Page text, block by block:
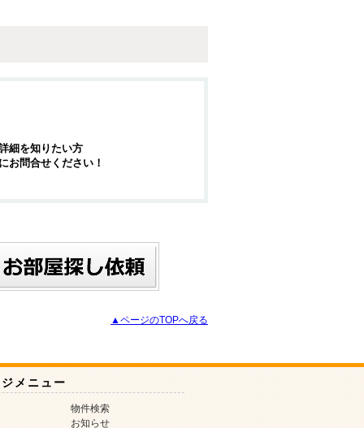
細を知りたい方
お問合せください！
▲ページのTOPへ戻る
メニュー
物件検索
お知らせ